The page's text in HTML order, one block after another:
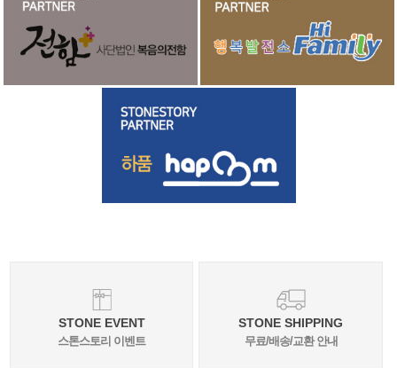
STONE EVENT
스톤스토리 이벤트
STONE SHIPPING
무료/배송/교환 안내